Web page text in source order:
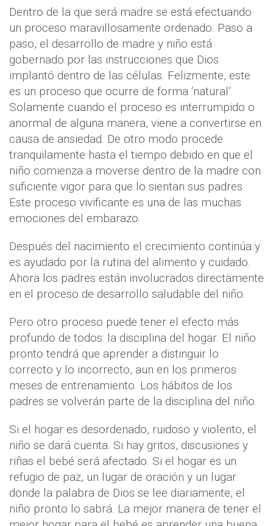
Dentro de la que será madre se está efectuando
un proceso maravillosamente ordenado. Paso a
paso, el desarrollo de madre y niño está
gobernado por las instrucciones que Dios
implantó dentro de las células. Felizmente, este
es un proceso que ocurre de forma ‘natural’.
Solamente cuando el proceso es interrumpido o
anormal de alguna manera, viene a convertirse en
causa de ansiedad. De otro modo procede
tranquilamente hasta el tiempo debido en que el
niño comienza a moverse dentro de la madre con
suficiente vigor para que lo sientan sus padres.
Este proceso vivificante es una de las muchas
emociones del embarazo.
Después del nacimiento el crecimiento continúa y
es ayudado por la rutina del alimento y cuidado.
Ahora los padres están involucrados directamente
en el proceso de desarrollo saludable del niño.
Pero otro proceso puede tener el efecto más
profundo de todos: la disciplina del hogar. El niño
pronto tendrá que aprender a distinguir lo
correcto y lo incorrecto, aun en los primeros
meses de entrenamiento. Los hábitos de los
padres se volverán parte de la disciplina del niño.
Si el hogar es desordenado, ruidoso y violento, el
niño se dará cuenta. Si hay gritos, discusiones y
riñas el bebé será afectado. Si el hogar es un
refugio de paz, un lugar de oración y un lugar
donde la palabra de Dios se lee diariamente, el
niño pronto lo sabrá. La mejor manera de tener el